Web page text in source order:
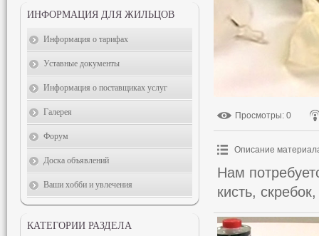
Просмотры: 0
Описание
Нам
кисть,
ИНФОРМАЦИЯ ДЛЯ ЖИЛЬЦОВ
Информация о тарифах
Уставные документы
Информация о поставщиках услуг
Галерея
Форум
Доска объявлений
Ваши хобби и увлечения
КАТЕГОРИИ РАЗДЕЛА